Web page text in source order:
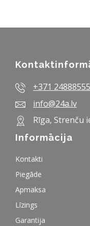
+371 24888555
info@24a.lv
Rīga, Strenču
Informācija
Kontakti
Piegāde
Apmaksa
Līzings
Garantija